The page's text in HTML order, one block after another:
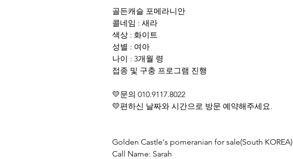
골든캐슬 포메라니안
콜네임 : 새라
색상 : 화이트
성별 : 여아
나이 : 3개월 령
접종 및 구충 프로그램 진행
💛문의 010.9117.8022
💛편하신 날짜와 시간으로 방문 예약해주세요.
Golden Castle's pomeranian for sale(South KOREA)
Call Name: Sarah